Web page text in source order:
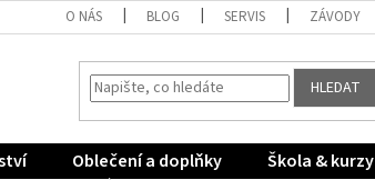
O NÁS BLOG SERVIS ZÁVODY
HLEDAT
Oblečení a doplňky Škola & kurzy